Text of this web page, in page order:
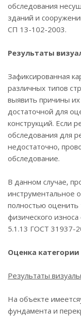
обследования
зданий и
СП 13-102-2003.
Результаты
Зафиксированная
различных типов
выявить причины
достаточной для
конструкций. Если
обследования для
недостаточно,
обследование.
В данном случае,
инструментальное
полностью оценить
физического
5.1.13 ГОСТ 31937-
Оценка
Результаты
На объекте
фундамента и